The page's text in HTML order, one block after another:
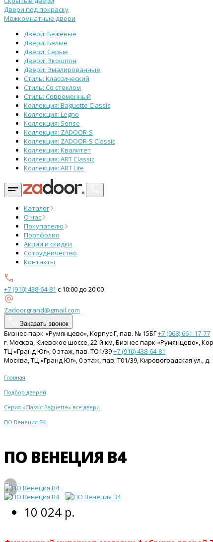
Двери под покраску
Межкомнатные двери
Двери: Бежевые
Двери: Белые
Двери: Серые
Двери: Экошпон
Двери: Эмалированные
Стиль: Классический
Стиль: Со стеклом
Стиль: Современный
Коллекция: Baguette Classic
Коллекция: Legno
Коллекция: Sense
Коллекция: ZADOOR-S
Коллекция: ZADOOR-S Classic
Коллекция: Квалитет
Коллекция: ART Classic
Коллекция: ART Lite
Каталог
О нас
Покупателю
Портфолио
Акции и скидки
Сотрудничество
Контакты
+7 (910) 438-64-81 с 10:00 до 20:00
Zadoorgrand@gmail.com
Заказать звонок
Бизнес-парк «Румянцево», Корпус Г, пав. № 15БГ+7 (968) 661-17-77
г. Москва, Киевское шоссе, 22-й км, Бизнес-парк «Румянцево»,
ТЦ «Гранд Юг», 0 этаж, пав. ТО1/39+7 (910) 438-64-81
Москва, ТЦ «Гранд Юг», 0 этаж, пав. Т01/39, Кировоградская ул.,
Главная
Подбор дверей
Серия «Classic Baguette» все двери
ПО Венеция В4
ПО ВЕНЕЦИЯ В4
10 024 р.